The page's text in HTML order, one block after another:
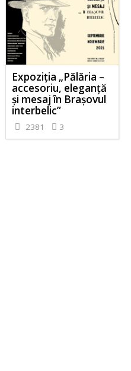
Expoziția „Pălăria –
accesoriu, eleganță
și mesaj în Brașovul
interbelic”
2381 3